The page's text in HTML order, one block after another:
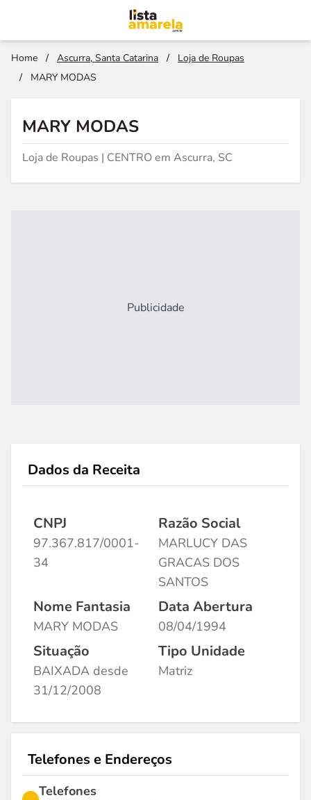
Home / Ascurra, Santa Catarina /
Loja de Roupas
/
MARY MODAS
MARY MODAS
Loja de Roupas | CENTRO em Ascurra, SC
Publicidade
Dados da Receita
CNPJ
97.367.817/0001-
34
Razão Social
MARLUCY DAS
GRACAS DOS
SANTOS
Nome Fantasia
MARY MODAS
Data Abertura
08/04/1994
Situação
BAIXADA desde
31/12/2008
Tipo Unidade
Matriz
Telefones e Endereços
Telefones